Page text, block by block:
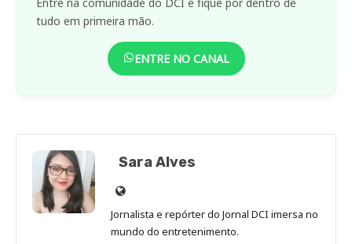
tudo em primeira mão.
ENTRE NO CANAL
Sara Alves
Site
de
Sara
Jornalista e repórter do Jornal DCI imersa no
mundo do entretenimento.